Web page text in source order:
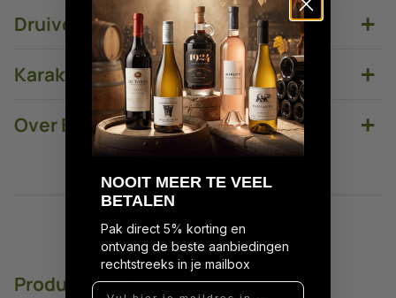
Druiven en vinificatie +
Karakter en stijl +
Over Bodegas Anadas +
Productdetails
NOOIT MEER TE VEEL
BETALEN
Pak direct 5% korting en
ontvang de beste aanbiedingen
rechtstreeks in je mailbox
Vul hier je maildres in...